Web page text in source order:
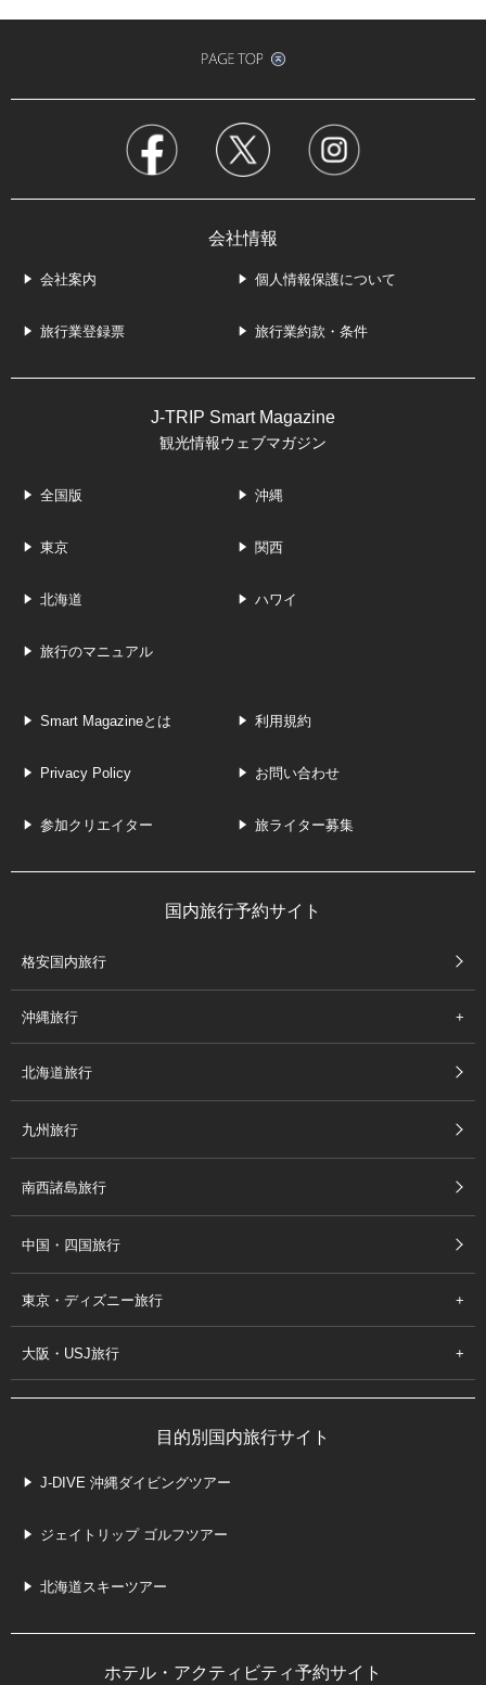
会社情報
会社案内 個人情報保護について
旅行業登録票 旅行業約款・条件
J-TRIP Smart Magazine
観光情報ウェブマガジン
全国版 沖縄
東京 関西
北海道 ハワイ
旅行のマニュアル
Smart Magazineとは 利用規約
Privacy Policy お問い合わせ
参加クリエイター 旅ライター募集
国内旅行予約サイト
格安国内旅行
沖縄旅行
北海道旅行
九州旅行
南西諸島旅行
中国・四国旅行
東京・ディズニー旅行
大阪・USJ旅行
目的別国内旅行サイト
J-DIVE 沖縄ダイビングツアー
ジェイトリップ ゴルフツアー
北海道スキーツアー
ホテル・アクティビティ予約サイト